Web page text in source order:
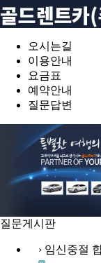
오시는길
이용안내
요금표
예약안내
질문답변
질문게시판
› 임신중절